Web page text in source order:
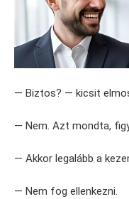
— Biztos? — kicsit
— Nem. Azt mondta,
— Akkor legalább a
— Nem fog ellenkezni.